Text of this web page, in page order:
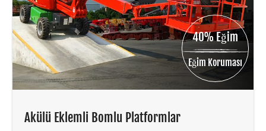
40% Eğim
Eğim Koruması
Akülü Eklemli Bomlu Platformlar